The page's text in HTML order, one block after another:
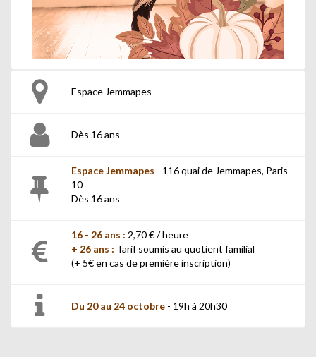
Espace Jemmapes
Dès 16 ans
Espace Jemmapes - 116 quai de Jemmapes, Paris
10
Dès 16 ans
16 - 26 ans : 2,70 € / heure
+ 26 ans : Tarif soumis au quotient familial
(+ 5€ en cas de première inscription)
Du 20 au 24 octobre - 19h à 20h30